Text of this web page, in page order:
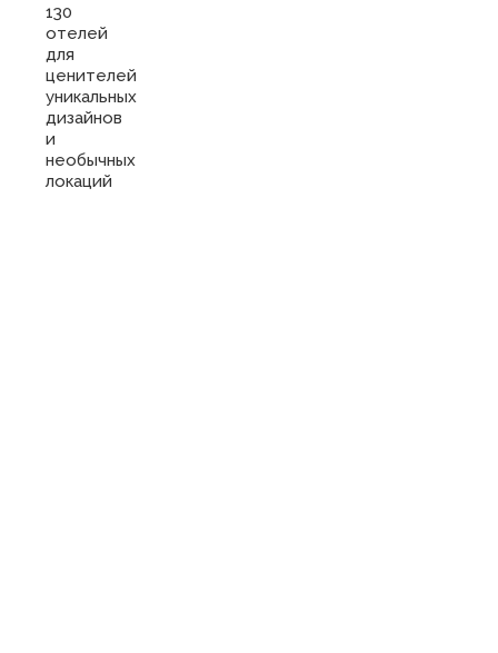
130
отелей
для
ценителей
уникальных
дизайнов
и
необычных
локаций